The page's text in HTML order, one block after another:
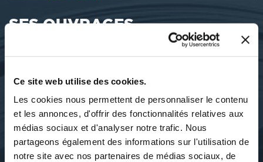
Ce site web utilise des cookies.
Les cookies nous permettent de personnaliser le contenu
et les annonces, d'offrir des fonctionnalités relatives aux
médias sociaux et d'analyser notre trafic. Nous
partageons également des informations sur l'utilisation de
notre site avec nos partenaires de médias sociaux, de
SES OUVRAGES